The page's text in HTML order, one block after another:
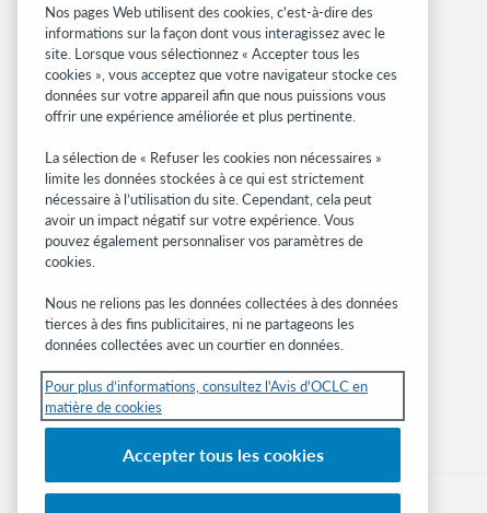
Alertes systèmes
Sites associés
OCLC.org
Formats bibliographiques
Community Center
Research
WebJunction
Réseau des développeurs
Recevez les dernières nouvelles sur les
produits et services, des études, des
événements, et plus.
Abonnez-vous
Nos pages Web utilisent des cookies, c'est-à-dire des
informations sur la façon dont vous interagissez avec le
site. Lorsque vous sélectionnez « Accepter tous les
cookies », vous acceptez que votre navigateur stocke ces
données sur votre appareil afin que nous puissions vous
offrir une expérience améliorée et plus pertinente.
La sélection de « Refuser les cookies non nécessaires »
limite les données stockées à ce qui est strictement
nécessaire à l’utilisation du site. Cependant, cela peut
avoir un impact négatif sur votre expérience. Vous
pouvez également personnaliser vos paramètres de
cookies.
Nous ne relions pas les données collectées à des données
tierces à des fins publicitaires, ni ne partageons les
données collectées avec un courtier en données.
Pour plus d’informations, consultez l'Avis d'OCLC en
matière de cookies
Accepter tous les cookies